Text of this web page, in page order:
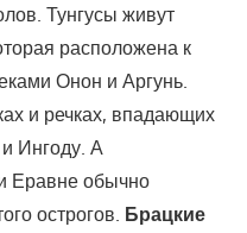
Тунгусы живут
расположена к
Онон и Аргунь.
и речках, впадающих
Ингоду. А
Еравне обычно
острогов. Брацкие